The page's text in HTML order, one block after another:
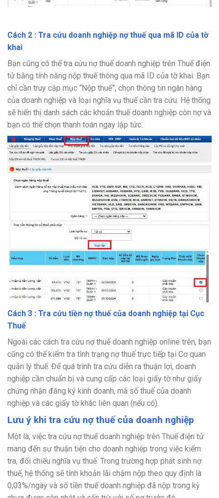
Cách 2 : Tra cứu doanh nghiệp nợ thuế qua mã ID của tờ
khai
Bạn cũng có thể tra cứu nợ thuế doanh nghiệp trên Thuế điện
tử bằng tính năng nộp thuế thông qua mã ID của tờ khai. Bạn
chỉ cần truy cập mục “Nộp thuế”, chọn thông tin ngân hàng
của doanh nghiệp và loại nghĩa vụ thuế cần tra cứu. Hệ thống
sẽ hiển thị danh sách các khoản thuế doanh nghiệp còn nợ và
bạn có thể chọn thanh toán ngay lập tức.
Cách 3 : Tra cứu tiền nợ thuế của doanh nghiệp tại Cục
Thuế
Ngoài các cách tra cứu nợ thuế doanh nghiệp online trên, bạn
cũng có thể kiểm tra tình trạng nợ thuế trực tiếp tại Cơ quan
quản lý thuế. Để quá trình tra cứu diễn ra thuận lợi, doanh
nghiệp cần chuẩn bị và cung cấp các loại giấy tờ như giấy
chứng nhận đăng ký kinh doanh, mã số thuế của doanh
nghiệp và các giấy tờ khác liên quan (nếu có).
Lưu ý khi tra cứu nợ thuế của doanh nghiệp
Một là, việc tra cứu nợ thuế doanh nghiệp trên Thuế điện tử
mang đến sự thuận tiện cho doanh nghiệp trong việc kiểm
tra, đối chiếu nghĩa vụ thuế. Trong trường hợp phát sinh nợ
thuế, hệ thống sẽ tính khoản lãi chậm nộp theo quy định là
0,03%/ngày và số tiền thuế doanh nghiệp đã nộp trong kỳ